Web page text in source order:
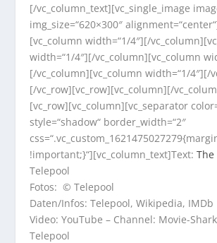
[/vc_column_text][vc_single_image
img_size=“620×300″
[vc_column width=“1/4″][/
width=“1/4″][/vc_column][vc_column
[/vc_column][vc_column width=“1/4″][/
[/vc_row][vc_row][vc_column][/
[vc_row][vc_column][vc_separator
style=“shadow“ border_width=“2″
!important;}“][vc_column_text]Text:The
Telepool
Fotos: © Telepool
Daten/Infos: Telepool, Wikipedia, IMDb
Video: YouTube – Channel: Movie-
Telepool